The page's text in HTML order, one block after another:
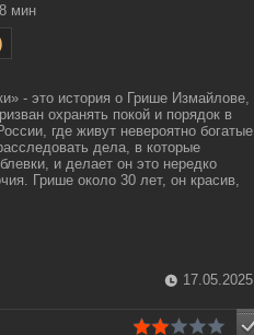
мин
- это история о Грише Измайлове,
охранять покой и порядок в
где живут невероятно богатые
дела, в которые
и делает он это нередко
Грише около 30 лет, он красив,
17.05.2025